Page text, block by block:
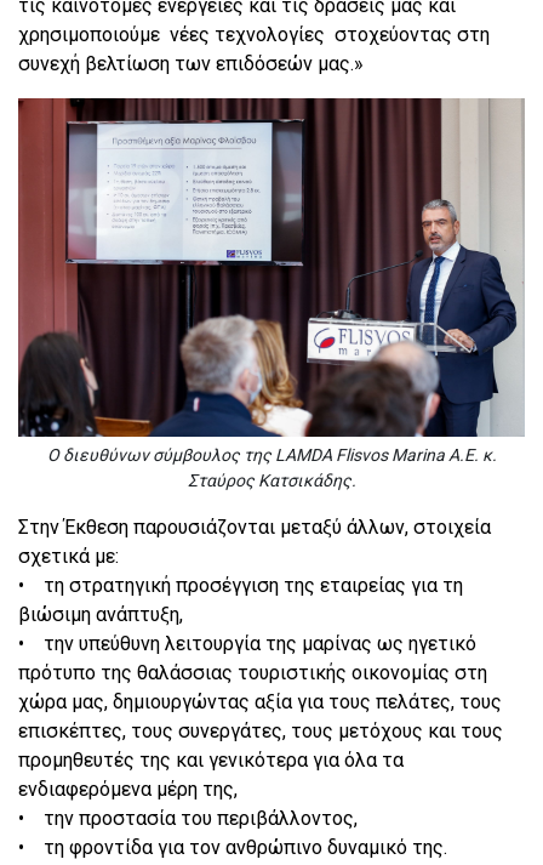
τις καινοτόμες ενέργειες και τις δράσεις μας και
χρησιμοποιούμε νέες τεχνολογίες στοχεύοντας στη
συνεχή βελτίωση των επιδόσεών μας.»
Ο διευθύνων σύμβουλος της LAMDA Flisvos Marina A.E. κ.
Σταύρος Κατσικάδης.
Στην Έκθεση παρουσιάζονται μεταξύ άλλων, στοιχεία
σχετικά με:
• τη στρατηγική προσέγγιση της εταιρείας για τη
βιώσιμη ανάπτυξη,
• την υπεύθυνη λειτουργία της μαρίνας ως ηγετικό
πρότυπο της θαλάσσιας τουριστικής οικονομίας στη
χώρα μας, δημιουργώντας αξία για τους πελάτες, τους
επισκέπτες, τους συνεργάτες, τους μετόχους και τους
προμηθευτές της και γενικότερα για όλα τα
ενδιαφερόμενα μέρη της,
• την προστασία του περιβάλλοντος,
• τη φροντίδα για τον ανθρώπινο δυναμικό της.